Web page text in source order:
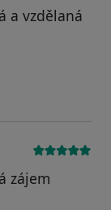
a vzdělaná
zájem